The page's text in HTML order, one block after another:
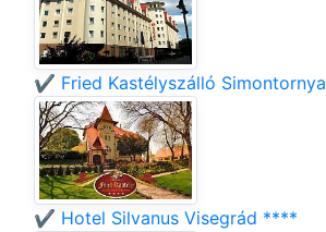
✔️ Fried Kastélyszálló Simontornya
✔️ Hotel Silvanus Visegrád ****